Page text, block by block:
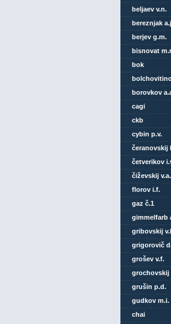
beljaev v.n.
bereznjak
berjev g.m.
bisnovat
bok
borovkov
cagi
ckb
cybin p.v.
čeranovskij
četverikov
čiževskij v.a.
florov i.f.
gaz č.1
gimmelfarb
gribovskij
grigorovič
grošev v.f.
grochovskij
grušin p.d.
gudkov m.i.
chai